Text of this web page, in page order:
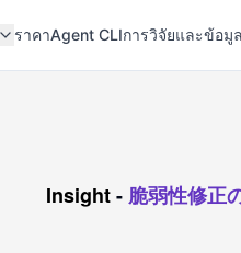
ราคาAgent CLIการวิจัยและข้อมู
Insight- 脆弱性修正